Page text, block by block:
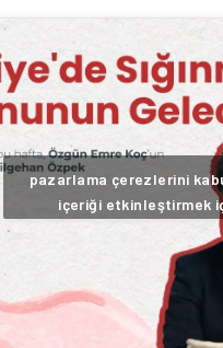
pazarlama çerezlerini
içeriği etkinleştirmek